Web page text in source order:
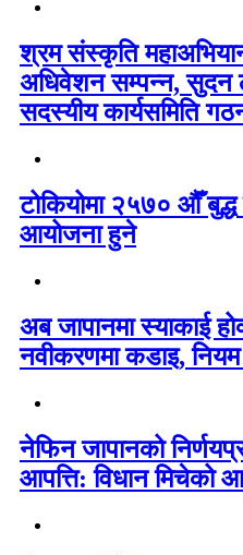
श्रम संस्कृति
अधिवेशन सम्पन्न, सुदन
सदस्यीय कार्यसमिति
टोकियोमा २५७० औँ बुद्ध
आयोजना हुने
अब जापानमा स्याकाई
नवीकरणमा कडाइ,
नेफिन जापानको
आपत्ति: विधान मिचेको